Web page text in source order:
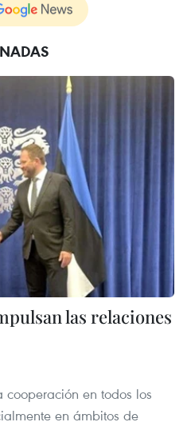
las relaciones
en todos los
en ámbitos de